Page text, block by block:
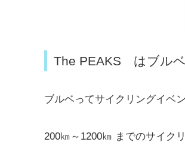
The PEAKS はブル
ブルベってサイクリングイベ
200㎞～1200㎞ までのサイク